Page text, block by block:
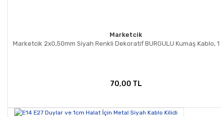
Marketcik
Marketcik 2x0,50mm Siyah Renkli Dekoratif BURGULU Kumaş Kablo,
70,00 TL